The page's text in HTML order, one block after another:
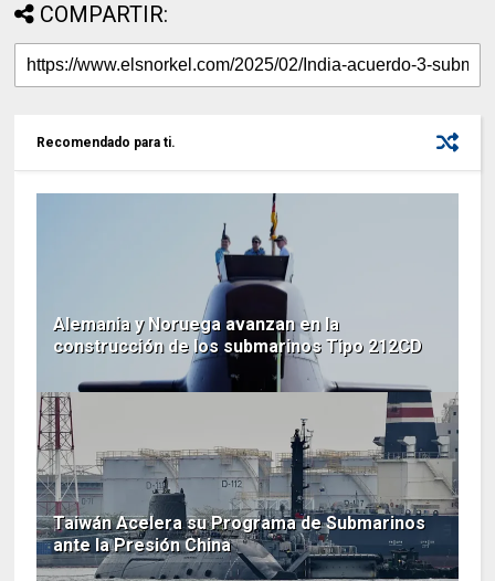
COMPARTIR:
Recomendado para ti.
Alemania y Noruega avanzan en la
construcción de los submarinos Tipo 212CD
Taiwán Acelera su Programa de Submarinos
ante la Presión China